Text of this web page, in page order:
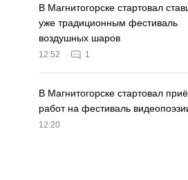
В Магнитогорске стартовал
уже традиционным фестиваль
воздушных шаров
12:52 1
В Магнитогорске стартовал
работ на фестиваль
12:20